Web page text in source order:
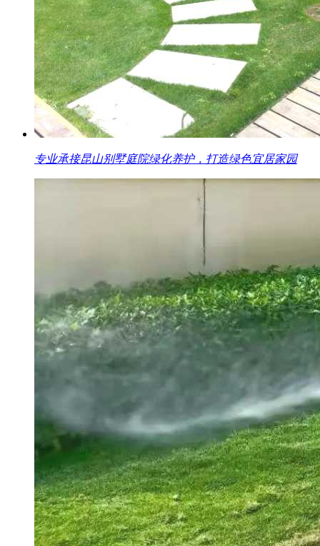
专业承接昆山别墅庭院绿化养护，打造绿色宜居家园